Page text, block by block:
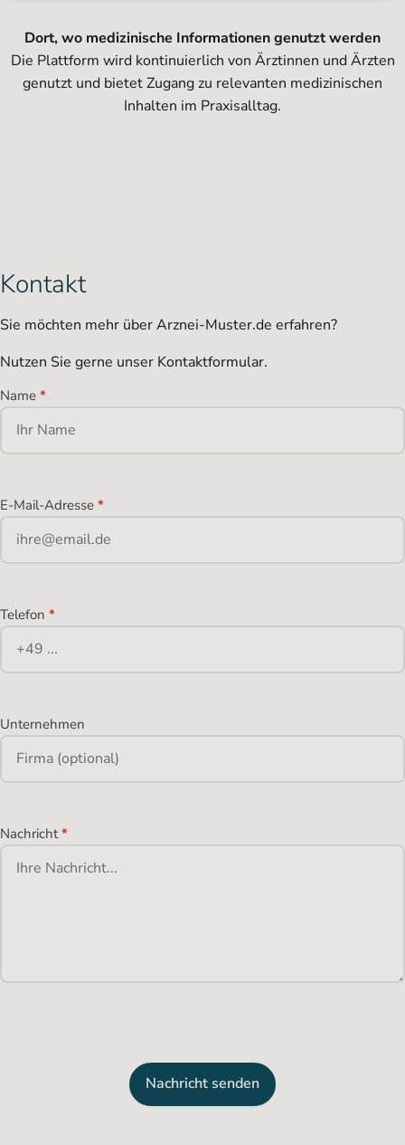
Dort, wo medizinische Informationen genutzt werden
Die Plattform wird kontinuierlich von Ärztinnen und Ärzten
genutzt und bietet Zugang zu relevanten medizinischen
Inhalten im Praxisalltag.
Kontakt
Sie möchten mehr über Arznei-Muster.de erfahren?
Nutzen Sie gerne unser Kontaktformular.
Name *
E-Mail-Adresse *
Telefon *
Unternehmen
Nachricht*
Nachricht senden